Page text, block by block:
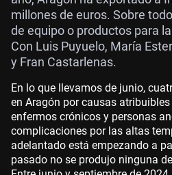
millones de euros. Sobre
de equipo o productos para
Con Luis Puyuelo, María
y Fran Castarlenas.
En lo que llevamos de junio,
en Aragón por causas
enfermos crónicos y personas
complicaciones por las altas
adelantado está empezando a
pasado no se produjo ninguna